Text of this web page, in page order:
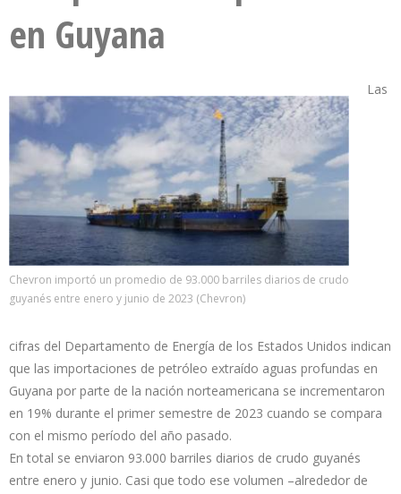
en Guyana
Chevron importó un promedio de 93.000 barriles diarios de crudo
guyanés entre enero y junio de 2023 (Chevron)
Las
cifras del Departamento de Energía de los Estados Unidos indican
que las importaciones de petróleo extraído aguas profundas en
Guyana por parte de la nación norteamericana se incrementaron
en 19% durante el primer semestre de 2023 cuando se compara
con el mismo período del año pasado.
En total se enviaron 93.000 barriles diarios de crudo guyanés
entre enero y junio. Casi que todo ese volumen –alrededor de